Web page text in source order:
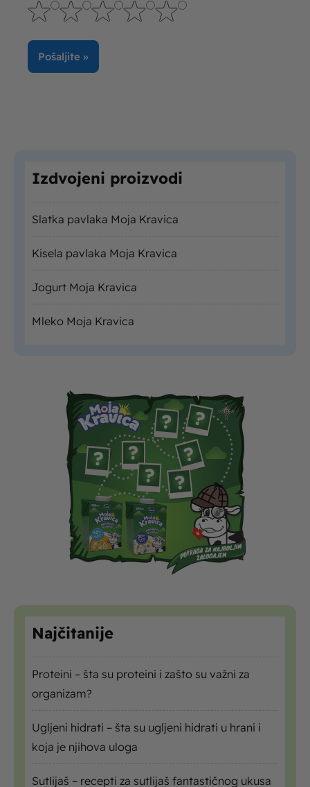
Izdvojeni proizvodi
Slatka pavlaka Moja Kravica
Kisela pavlaka Moja Kravica
Jogurt Moja Kravica
Mleko Moja Kravica
Najčitanije
Proteini – šta su proteini i zašto su važni za
organizam?
Ugljeni hidrati – šta su ugljeni hidrati u hrani i
koja je njihova uloga
Sutlijaš – recepti za sutlijaš fantastičnog ukusa